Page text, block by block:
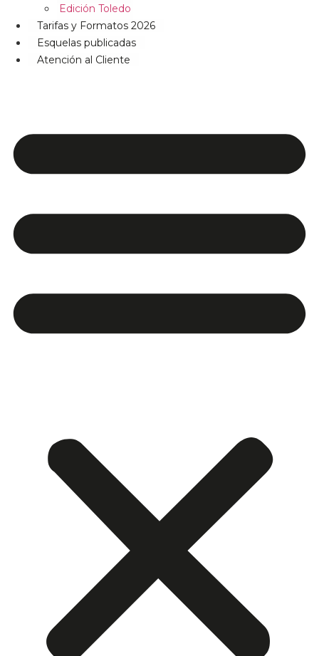
Edición Toledo
Tarifas y Formatos 2026
Esquelas publicadas
Atención al Cliente